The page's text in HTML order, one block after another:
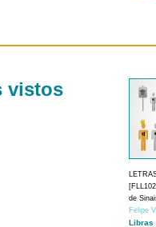
vistos
de
Felipe
Libras